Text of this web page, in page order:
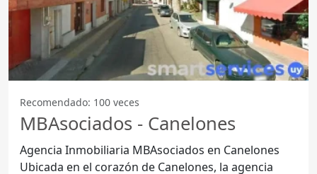
Recomendado: 100 veces
MBAsociados - Canelones
Agencia Inmobiliaria MBAsociados en Canelones
Ubicada en el corazón de Canelones, la agencia